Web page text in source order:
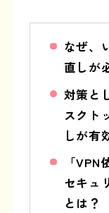
なぜ、
直しが
対策と
スクト
しが有
「
セキュ
とは？